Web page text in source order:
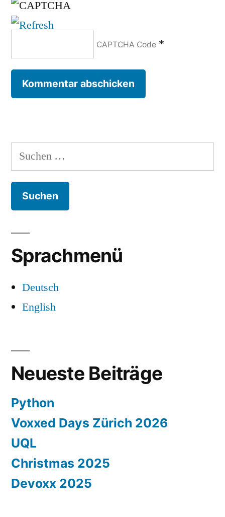
CAPTCHA Code *
Suchen
nach:
Sprachmenü
Deutsch
English
Neueste Beiträge
Python
Voxxed Days Zürich 2026
UQL
Christmas 2025
Devoxx 2025